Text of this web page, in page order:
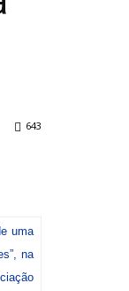
643
uma
na